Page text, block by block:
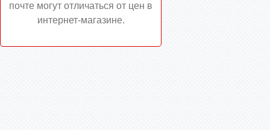
почте могут отличаться от цен в
интернет-магазине.